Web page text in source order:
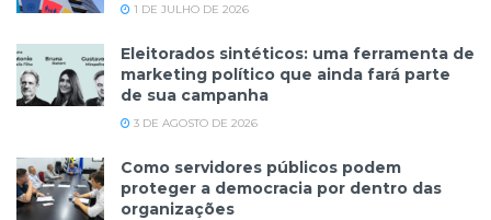
1 DE JULHO DE 2026
Eleitorados sintéticos: uma ferramenta de
marketing político que ainda fará parte
de sua campanha
3 DE AGOSTO DE 2026
Como servidores públicos podem
proteger a democracia por dentro das
organizações